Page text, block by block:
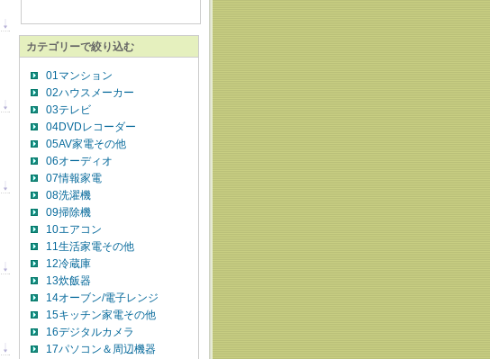
カテゴリーで絞り込む
01マンション
02ハウスメーカー
03テレビ
04DVDレコーダー
05AV家電その他
06オーディオ
07情報家電
08洗濯機
09掃除機
10エアコン
11生活家電その他
12冷蔵庫
13炊飯器
14オーブン/電子レンジ
15キッチン家電その他
16デジタルカメラ
17パソコン＆周辺機器